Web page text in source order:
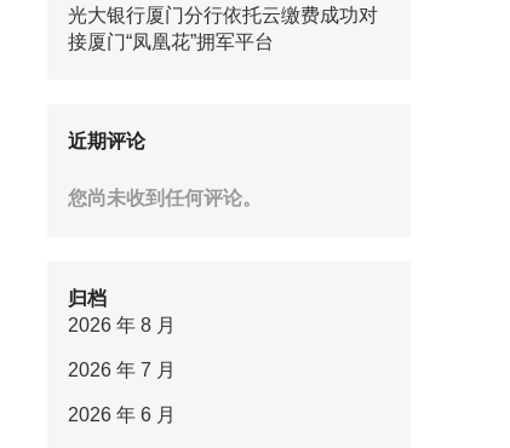
光大银行厦门分行依托云缴费成功对
接厦门“凤凰花”拥军平台
近期评论
您尚未收到任何评论。
归档
2026 年 8 月
2026 年 7 月
2026 年 6 月